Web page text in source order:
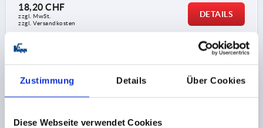
Zustimmung Details Über Cookies
Diese Webseite verwendet Cookies
18,20 CHF
zzgl. MwSt.
zzgl. Versandkosten
DETAILS